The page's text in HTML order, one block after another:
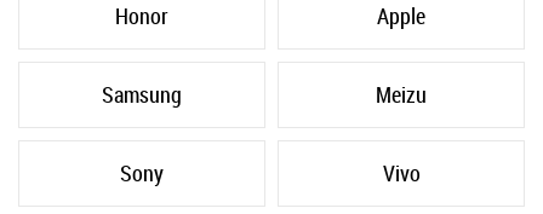
Honor Apple
Samsung Meizu
Sony Vivo